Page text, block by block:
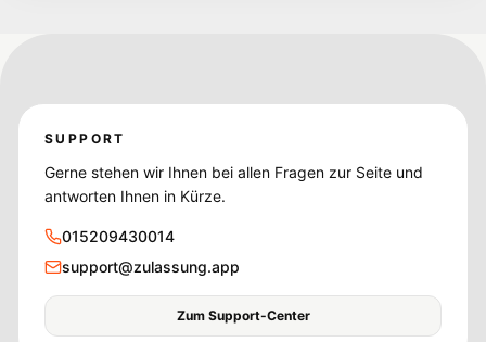
SUPPORT
Gerne stehen wir Ihnen bei allen Fragen zur Seite und
antworten Ihnen in Kürze.
015209430014
support@zulassung.app
Zum Support-Center